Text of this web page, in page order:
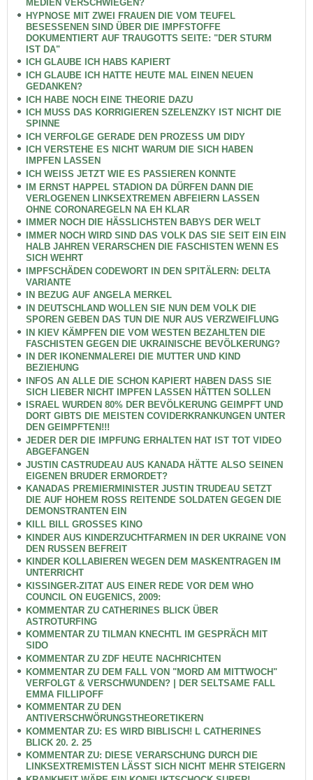
MEDIEN VERSCHWIEGEN?
HYPNOSE MIT ZWEI FRAUEN DIE VOM TEUFEL
BESESSENEN SIND ÜBER DIE IMPFSTOFFE
DOKUMENTIERT AUF TRAUGOTTS SEITE: "DER STURM
IST DA"
ICH GLAUBE ICH HABS KAPIERT
ICH GLAUBE ICH HATTE HEUTE MAL EINEN NEUEN
GEDANKEN?
ICH HABE NOCH EINE THEORIE DAZU
ICH MUSS DAS KORRIGIEREN SZELENZKY IST NICHT DIE
SPINNE
ICH VERFOLGE GERADE DEN PROZESS UM DIDY
ICH VERSTEHE ES NICHT WARUM DIE SICH HABEN
IMPFEN LASSEN
ICH WEISS JETZT WIE ES PASSIEREN KONNTE
IM ERNST HAPPEL STADION DA DÜRFEN DANN DIE
VERLOGENEN LINKSEXTREMEN ABFEIERN LASSEN
OHNE CORONAREGELN NA EH KLAR
IMMER NOCH DIE HÄSSLICHSTEN BABYS DER WELT
IMMER NOCH WIRD SIND DAS VOLK DAS SIE SEIT EIN EIN
HALB JAHREN VERARSCHEN DIE FASCHISTEN WENN ES
SICH WEHRT
IMPFSCHÄDEN CODEWORT IN DEN SPITÄLERN: DELTA
VARIANTE
IN BEZUG AUF ANGELA MERKEL
IN DEUTSCHLAND WOLLEN SIE NUN DEM VOLK DIE
SPOREN GEBEN DAS TUN DIE NUR AUS VERZWEIFLUNG
IN KIEV KÄMPFEN DIE VOM WESTEN BEZAHLTEN DIE
FASCHISTEN GEGEN DIE UKRAINISCHE BEVÖLKERUNG?
IN DER IKONENMALEREI DIE MUTTER UND KIND
BEZIEHUNG
INFOS AN ALLE DIE SCHON KAPIERT HABEN DASS SIE
SICH LIEBER NICHT IMPFEN LASSEN HÄTTEN SOLLEN
ISRAEL WURDEN 80% DER BEVÖLKERUNG GEIMPFT UND
DORT GIBTS DIE MEISTEN COVIDERKRANKUNGEN UNTER
DEN GEIMPFTEN!!!
JEDER DER DIE IMPFUNG ERHALTEN HAT IST TOT VIDEO
ABGEFANGEN
JUSTIN CASTRUDEAU AUS KANADA HÄTTE ALSO SEINEN
EIGENEN BRUDER ERMORDET?
KANADAS PREMIERMINISTER JUSTIN TRUDEAU SETZT
DIE AUF HOHEM ROSS REITENDE SOLDATEN GEGEN DIE
DEMONSTRANTEN EIN
KILL BILL GROSSES KINO
KINDER AUS KINDERZUCHTFARMEN IN DER UKRAINE VON
DEN RUSSEN BEFREIT
KINDER KOLLABIEREN WEGEN DEM MASKENTRAGEN IM
UNTERRICHT
KISSINGER-ZITAT AUS EINER REDE VOR DEM WHO
COUNCIL ON EUGENICS, 2009:
KOMMENTAR ZU CATHERINES BLICK ÜBER
ASTROTURFING
KOMMENTAR ZU TILMAN KNECHTL IM GESPRÄCH MIT
SIDO
KOMMENTAR ZU ZDF HEUTE NACHRICHTEN
KOMMENTAR ZU DEM FALL VON "MORD AM MITTWOCH"
VERFOLGT & VERSCHWUNDEN? | DER SELTSAME FALL
EMMA FILLIPOFF
KOMMENTAR ZU DEN
ANTIVERSCHWÖRUNGSTHEORETIKERN
KOMMENTAR ZU: ES WIRD BIBLISCH! L CATHERINES
BLICK 20. 2. 25
KOMMENTAR ZU: DIESE VERARSCHUNG DURCH DIE
LINKSEXTREMISTEN LÄSST SICH NICHT MEHR STEIGERN